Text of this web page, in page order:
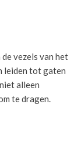
vezels van het
leiden tot gaten
alleen
te dragen.